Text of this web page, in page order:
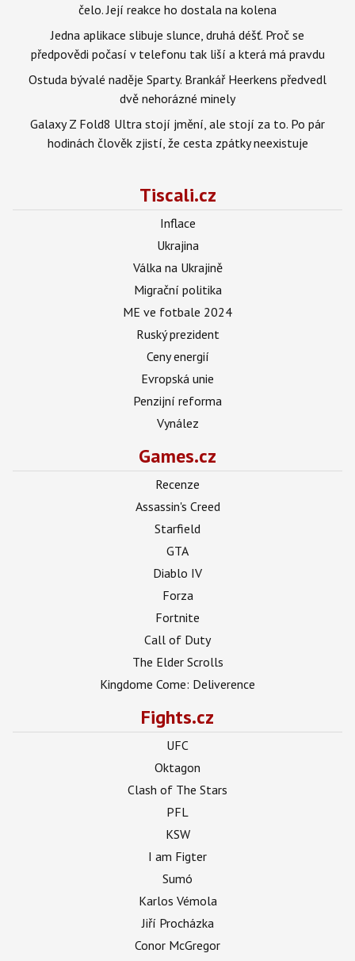
čelo. Její reakce ho dostala na kolena
Jedna aplikace slibuje slunce, druhá déšť. Proč se
předpovědi počasí v telefonu tak liší a která má pravdu
Ostuda bývalé naděje Sparty. Brankář Heerkens předvedl
dvě nehorázné minely
Galaxy Z Fold8 Ultra stojí jmění, ale stojí za to. Po pár
hodinách člověk zjistí, že cesta zpátky neexistuje
Tiscali.cz
Inflace
Ukrajina
Válka na Ukrajině
Migrační politika
ME ve fotbale 2024
Ruský prezident
Ceny energií
Evropská unie
Penzijní reforma
Vynález
Games.cz
Recenze
Assassin's Creed
Starfield
GTA
Diablo IV
Forza
Fortnite
Call of Duty
The Elder Scrolls
Kingdome Come: Deliverence
Fights.cz
UFC
Oktagon
Clash of The Stars
PFL
KSW
I am Figter
Sumó
Karlos Vémola
Jiří Procházka
Conor McGregor